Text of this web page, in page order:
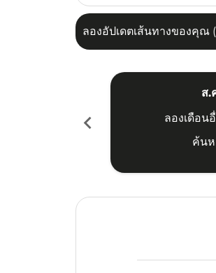
ลองอัปเดตเส้นทางของคุณ
chevron_left
ส.
ลองเดือน
ค้นห